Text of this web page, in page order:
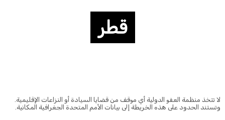
قطر
لا تتخذ منظمة العفو الدولية أي موقف من قضايا السيادة أو النزاعات الإقليمية.
وتستند الحدود على هذه الخريطة إلى بيانات الأمم المتحدة الجغرافية المكانية.